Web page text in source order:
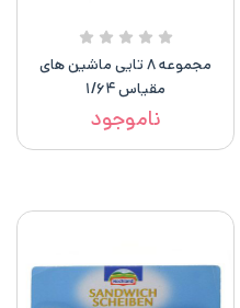
مجموعه ۸ تایی ماشین های
مقیاس ۱/۶۴
ناموجود